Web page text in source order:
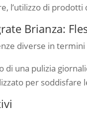
l’utilizzo di
Brianza:
diverse in
di una pulizia
per soddisfare